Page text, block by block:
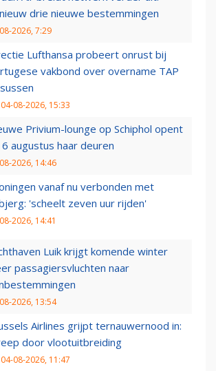
drie nieuwe bestemmingen
2026, 7:29
Lufthansa probeert onrust bij
vakbond over overname TAP
04-08-2026, 15:33
Privium-lounge op Schiphol opent
augustus haar deuren
2026, 14:46
vanaf nu verbonden met
'scheelt zeven uur rijden'
2026, 14:41
Luik krijgt komende winter
passagiersvluchten naar
2026, 13:54
Airlines grijpt ternauwernood in:
door vlootuitbreiding
04-08-2026, 11:47